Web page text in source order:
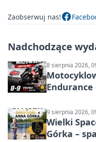
Zaobserwuj nas!
Nadchodzące
8 sierpnia 2026,
Endurance
9 sierpnia 2026,
Wielki
Górka –